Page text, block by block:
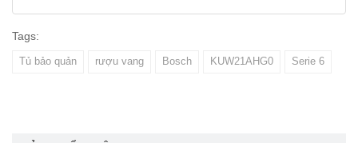
Tags:
Tủ bảo quản rượu vang Bosch KUW21AHG0 Serie 6